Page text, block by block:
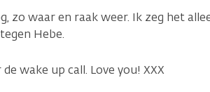
zo waar en raak weer. Ik zeg het
Hebe.
wake up call. Love you! XXX